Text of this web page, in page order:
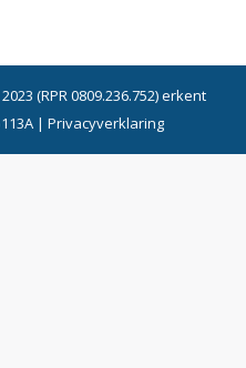
(RPR 0809.236.752) erkent
| Privacyverklaring